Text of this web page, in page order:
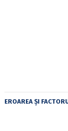
EROAREA ȘI